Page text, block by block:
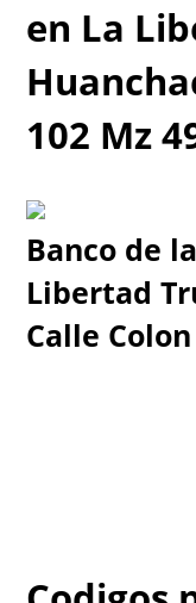
en La
102 Mz
Banco de
Libertad
Calle